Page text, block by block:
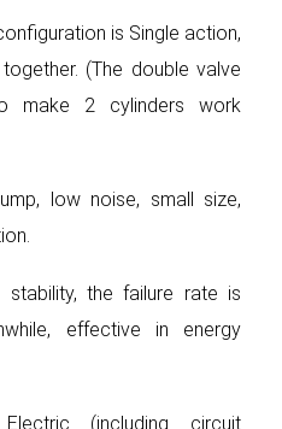
is Single action,
(The double valve
make 2 cylinders work
low noise, small size,
the failure rate is
effective in energy
(including circuit